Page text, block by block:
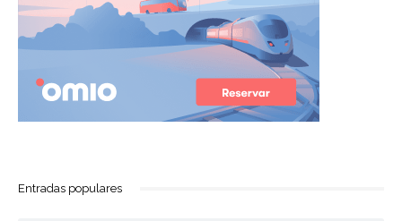
Entradas populares